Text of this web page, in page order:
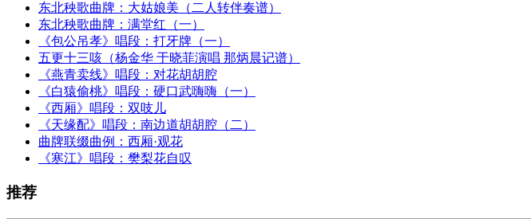
东北秧歌曲牌：大姑娘美（二人转伴奏谱）
东北秧歌曲牌：满堂红（一）
《包公吊孝》唱段：打牙牌（一）
五更十三咳（杨金华 于晓菲演唱 那炳晨记谱）
《燕青卖线》唱段：对花胡胡腔
《白猿偷桃》唱段：硬口武嗨嗨（一）
《西厢》唱段：双吱儿
《天缘配》唱段：南边道胡胡腔（二）
曲牌联缀曲例：西厢·观花
《寒江》唱段：樊梨花自叹
推荐